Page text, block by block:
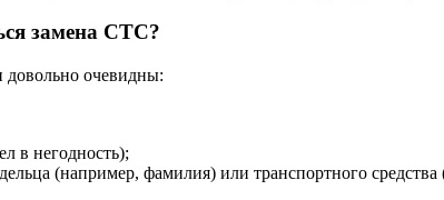
замена СТС?
довольно очевидны:
в негодность);
(например, фамилия) или транспортного